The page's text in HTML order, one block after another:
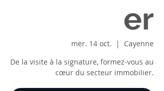
er
mer. 14 oct.
  |
Cayenne
De la visite à la signature, formez-vous au
cœur du secteur immobilier.